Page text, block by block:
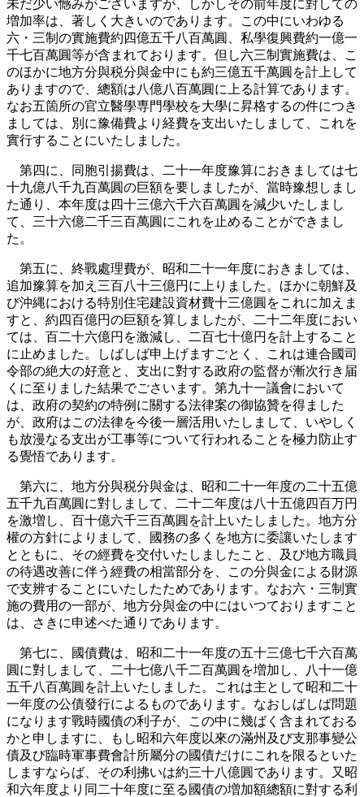
未だ少い憾みがございますが、しかしその前年度に對しての
増加率は、著しく大きいのであります。この中にいわゆる
六・三制の實施費約四億五千八百萬圓、私學復興費約一億一
千七百萬圓等が含まれております。但し六三制實施費は、こ
のほかに地方分與税分與金中にも約三億五千萬圓を計上して
ありますので、總額は八億八百萬圓に上る計算であります。
なお五箇所の官立醫學専門學校を大學に昇格するの件につき
ましては、別に豫備費より経費を支出いたしまして、これを
實行することにいたしました。
第四に、同胞引揚費は、二十一年度豫算におきましては七
十九億八千九百萬圓の巨額を要しましたが、當時豫想しまし
た通り、本年度は四十三億六千六百萬圓を減少いたしまし
て、三十六億二千三百萬圓にこれを止めることができまし
た。
第五に、終戰處理費が、昭和二十一年度におきましては、
追加豫算を加え三百八十三億円に上りました。ほかに朝鮮及
び沖縄における特別住宅建設資材費十三億圓をこれに加えま
すと、約四百億円の巨額を算しましたが、二十二年度におい
ては、百二十六億円を激減し、二百七十億円を計上すること
に止めました。しばしば申上げますごとく、これは連合國司
令部の絶大の好意と、支出に對する政府の監督が漸次行き届
くに至りました結果でごさいます。第九十一議會において
は、政府の契約の特例に關する法律案の御協贊を得ました
が、政府はこの法律を今後一層活用いたしまして、いやしく
も放漫なる支出が工事等について行われることを極力防止す
る覺悟であります。
第六に、地方分與税分與金は、昭和二十一年度の二十五億
五千九百萬圓に對しまして、二十二年度は八十五億四百万円
を激増し、百十億六千三百萬圓を計上いたしました。地方分
權の方針によりまして、國務の多くを地方に委讓いたします
とともに、その經費を交付いたしましたこと、及び地方職員
の待遇改善に伴う經費の相當部分を、この分與金による財源
で支辨することにいたしたためであります。なお六・三制實
施の費用の一部が、地方分與金の中にはいつておりますこと
は、さきに申述べた通りであります。
第七に、國債費は、昭和二十一年度の五十三億七千六百萬
圓に對しまして、二十七億八千二百萬圓を増加し、八十一億
五千八百萬圓を計上いたしました。これは主として昭和二十
一年度の公債發行によるものであります。なおしばしば問題
になります戰時國債の利子が、この中に幾ばく含まれておる
かと申しますに、もし昭和六年度以來の滿州及び支那事變公
債及び臨時軍事費會計所屬分の國債だけにこれを限るといた
しますならば、その利拂いは約三十八億圓であります。又昭
和六年度より同二十年度に至る國債の増加額總額に對する利